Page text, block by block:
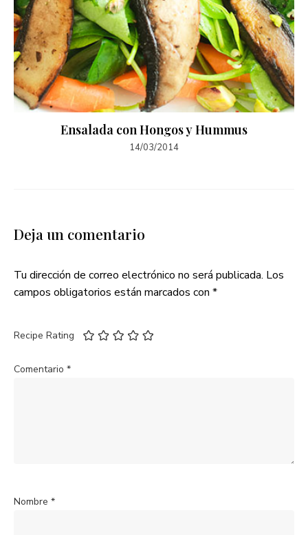
Ensalada con Hongos y Hummus
14/03/2014
Deja un comentario
Tu dirección de correo electrónico no será publicada. Los
campos obligatorios están marcados con *
Recipe Rating
Comentario *
Nombre *